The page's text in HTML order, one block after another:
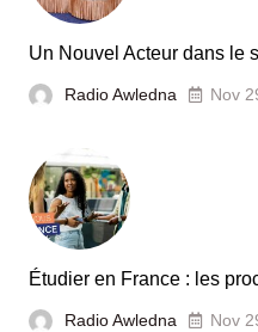
France
et
écoles
Un Nouvel Acteur dans le
Radio Awledna Nov
Étudier en France : les
Radio Awledna Nov